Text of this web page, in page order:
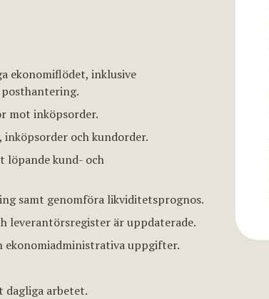
ekonomiflödet, inklusive
mot inköpsorder.
och kundorder.
löpande kund- och
samt genomföra likviditetsprognos.
leverantörsregister är uppdaterade.
ekonomiadministrativa uppgifter.
arbetet.